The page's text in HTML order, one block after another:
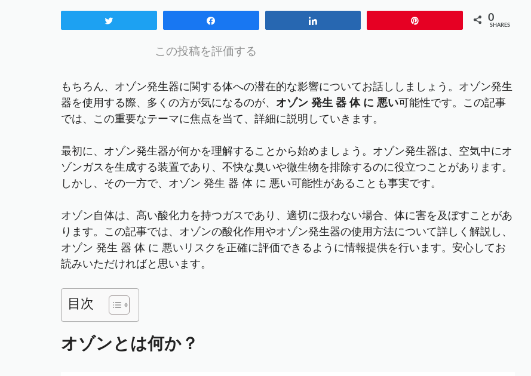
0
SHARES
この投稿を評価する
もちろん、オゾン発生器に関する体への潜在的な影響についてお話ししましょう。オゾン発生
器を使用する際、多くの方が気になるのが、 オゾン 発生 器 体 に 悪い可能性です。この記事
では、この重要なテーマに焦点を当て、詳細に説明していきます。
最初に、オゾン発生器が何かを理解することから始めましょう。オゾン発生器は、空気中にオ
ゾンガスを生成する装置であり、不快な臭いや微生物を排除するのに役立つことがあります。
しかし、その一方で、オゾン 発生 器 体 に 悪い可能性があることも事実です。
オゾン自体は、高い酸化力を持つガスであり、適切に扱わない場合、体に害を及ぼすことがあ
ります。この記事では、オゾンの酸化作用やオゾン発生器の使用方法について詳しく解説し、
オゾン 発生 器 体 に 悪いリスクを正確に評価できるように情報提供を行います。安心してお
読みいただければと思います。
目次
オゾンとは何か？